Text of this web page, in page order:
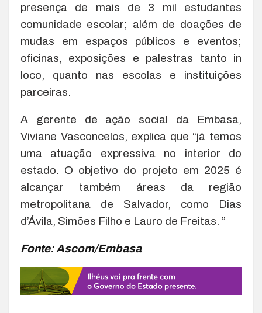
presença de mais de 3 mil estudantes
comunidade escolar; além de doações de
mudas em espaços públicos e eventos;
oficinas, exposições e palestras tanto in
loco, quanto nas escolas e instituições
parceiras.
A gerente de ação social da Embasa,
Viviane Vasconcelos, explica que “já temos
uma atuação expressiva no interior do
estado. O objetivo do projeto em 2025 é
alcançar também áreas da região
metropolitana de Salvador, como Dias
d’Ávila, Simões Filho e Lauro de Freitas. ”
Fonte: Ascom/Embasa